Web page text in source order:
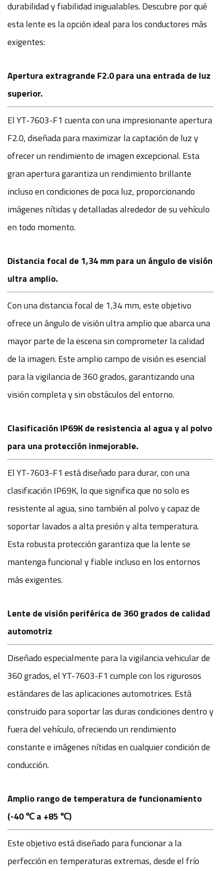
durabilidad y fiabilidad inigualables. Descubre por qué
esta lente es la opción ideal para los conductores más
exigentes:
Apertura extragrande F2.0 para una entrada de luz
superior.
El YT-7603-F1 cuenta con una impresionante apertura
F2.0, diseñada para maximizar la captación de luz y
ofrecer un rendimiento de imagen excepcional. Esta
gran apertura garantiza un rendimiento brillante
incluso en condiciones de poca luz, proporcionando
imágenes nítidas y detalladas alrededor de su vehículo
en todo momento.
Distancia focal de 1,34 mm para un ángulo de visión
ultra amplio.
Con una distancia focal de 1,34 mm, este objetivo
ofrece un ángulo de visión ultra amplio que abarca una
mayor parte de la escena sin comprometer la calidad
de la imagen. Este amplio campo de visión es esencial
para la vigilancia de 360 ​​grados, garantizando una
visión completa y sin obstáculos del entorno.
Clasificación IP69K de resistencia al agua y al polvo
para una protección inmejorable.
El YT-7603-F1 está diseñado para durar, con una
clasificación IP69K, lo que significa que no solo es
resistente al agua, sino también al polvo y capaz de
soportar lavados a alta presión y alta temperatura.
Esta robusta protección garantiza que la lente se
mantenga funcional y fiable incluso en los entornos
más exigentes.
Lente de visión periférica de 360 ​​grados de calidad
automotriz
Diseñado especialmente para la vigilancia vehicular de
360 ​​grados, el YT-7603-F1 cumple con los rigurosos
estándares de las aplicaciones automotrices. Está
construido para soportar las duras condiciones dentro y
fuera del vehículo, ofreciendo un rendimiento
constante e imágenes nítidas en cualquier condición de
conducción.
Amplio rango de temperatura de funcionamiento
(-40 ℃ a +85 ℃)
Este objetivo está diseñado para funcionar a la
perfección en temperaturas extremas, desde el frío